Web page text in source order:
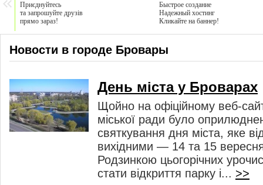
Приєднуйтесь
та запрошуйте друзів
прямо зараз!
Быстрое создание
Надежный хостинг
Кликайте на баннер!
Новости в городе Бровары
День міста у Броварах
Щойно на офіційному веб-
міської ради було
святкування дня міста, яке
вихідними — 14 та 15
Родзинкою цьогорічних
стати відкриття парку і... >>